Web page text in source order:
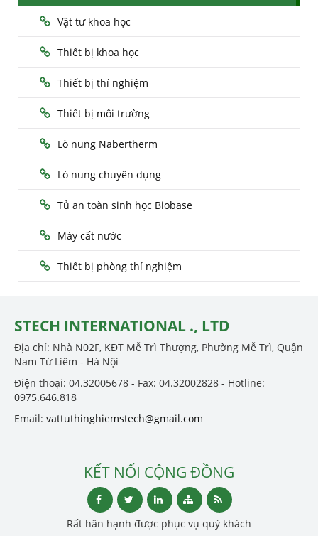
Vật tư khoa học
Thiết bị khoa học
Thiết bị thí nghiệm
Thiết bị môi trường
Lò nung Nabertherm
Lò nung chuyên dụng
Tủ an toàn sinh học Biobase
Máy cất nước
Thiết bị phòng thí nghiệm
STECH INTERNATIONAL ., LTD
Địa chỉ: Nhà N02F, KĐT Mễ Trì Thượng, Phường Mễ Trì, Quận
Nam Từ Liêm - Hà Nội
Điện thoại: 04.32005678 - Fax: 04.32002828 - Hotline:
0975.646.818
Email: vattuthinghiemstech@gmail.com
KẾT NỐI CỘNG ĐỒNG
Rất hân hạnh được phục vụ quý khách